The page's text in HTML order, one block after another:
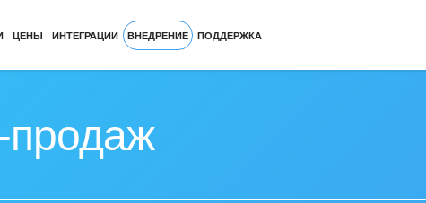
ЦЕНЫ ИНТЕГРАЦИИ ВНЕДРЕНИЕ ПОДДЕРЖКА